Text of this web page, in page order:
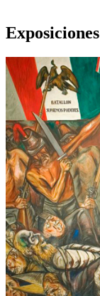
Exposiciones